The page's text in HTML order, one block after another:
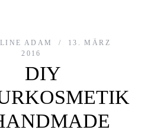
ADAM
13. MÄRZ
2016
DIY